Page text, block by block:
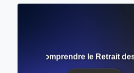
? Comprendre le Retrait